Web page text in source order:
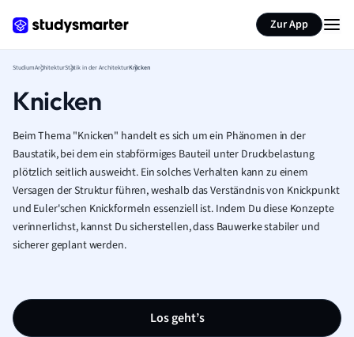
Zur App
StudiumArchitekturStatik in der ArchitekturKnicken
Knicken
Beim Thema "Knicken" handelt es sich um ein Phänomen in der
Baustatik, bei dem ein stabförmiges Bauteil unter Druckbelastung
plötzlich seitlich ausweicht. Ein solches Verhalten kann zu einem
Versagen der Struktur führen, weshalb das Verständnis von Knickpunkt
und Euler'schen Knickformeln essenziell ist. Indem Du diese Konzepte
verinnerlichst, kannst Du sicherstellen, dass Bauwerke stabiler und
sicherer geplant werden.
Los geht’s